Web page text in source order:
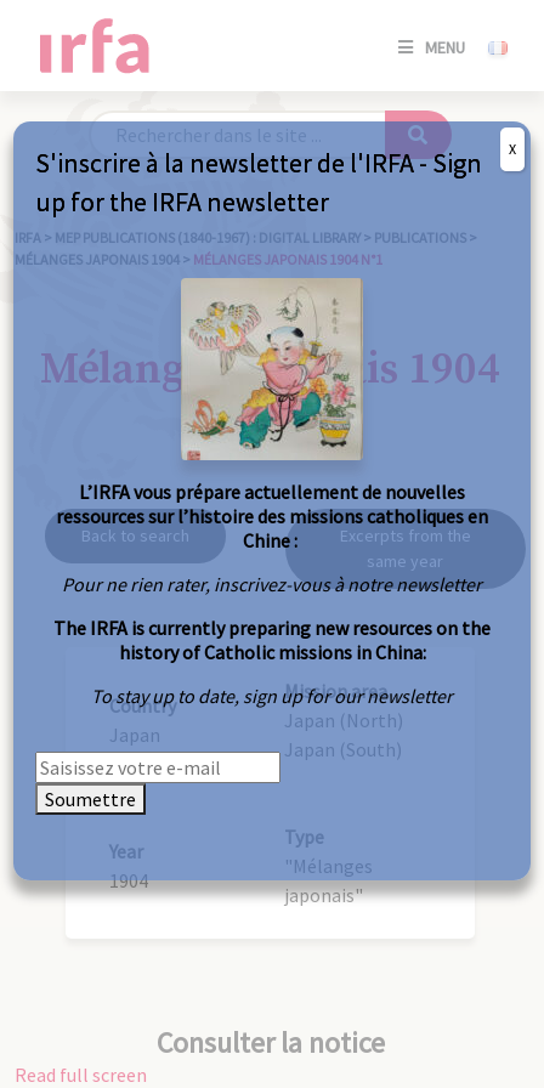
MENU
SE
/
IRFA > MEP PUBLICATIONS (1840-1967) : DIGITAL LIBRARY > PUBLICATIONS >
MÉLANGES JAPONAIS 1904 > MÉLANGES JAPONAIS 1904 N°1
Mélanges japonais 1904
n°1
Back to search
Excerpts from the
same year
Country
Japan
Mission area
Japan (North)
Japan (South)
Year
1904
Type
"Mélanges
japonais"
Consulter la notice
Read full screen
S'inscrire à la newsletter de l'IRFA - Sign
up for the IRFA newsletter
L’IRFA vous prépare actuellement de nouvelles
ressources sur l’histoire des missions catholiques en
Chine :
Pour ne rien rater, inscrivez-vous à notre newsletter
The IRFA is currently preparing new resources on the
history of Catholic missions in China:
To stay up to date, sign up for our newsletter
Soumettre
X